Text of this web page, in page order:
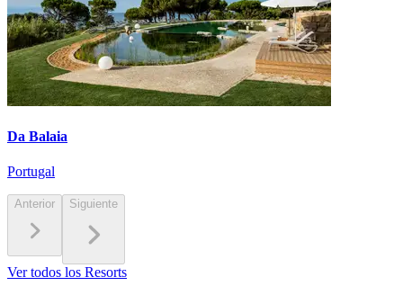
Da Balaia
Portugal
Anterior Siguiente
Ver todos los Resorts